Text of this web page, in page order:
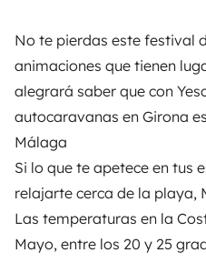
No te pierdas este festival
animaciones que tienen
alegrará saber que con
autocaravanas en Girona
Málaga
Si lo que te apetece en tus
relajarte cerca de la playa,
Las temperaturas en la
Mayo, entre los 20 y 25